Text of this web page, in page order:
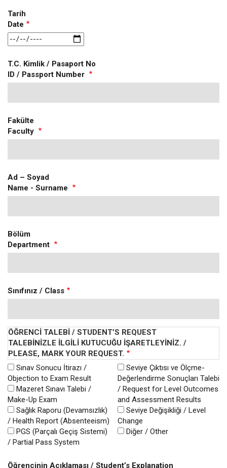
Tarih
Date
T.C. Kimlik / Pasaport No
ID / Passport Number
Fakülte
Faculty
Ad – Soyad
Name - Surname
Bölüm
Department
Sınıfınız / Class
ÖĞRENCI TALEBI / STUDENT’S REQUEST
TALEBINIZLE ILGILI KUTUCUĞU IŞARETLEYINIZ. /
PLEASE, MARK YOUR REQUEST.
Sınav Sonucu İtirazı /
Objection to Exam Result
Mazeret Sınavı Talebi /
Make-Up Exam
Sağlık Raporu (Devamsızlık)
/ Health Report (Absenteeism)
PGS (Parçalı Geçiş Sistemi)
/ Partial Pass System
Seviye Çıktısı ve Ölçme-
Değerlendirme Sonuçları Talebi
/ Request for Level Outcomes
and Assessment Results
Seviye Değişikliği / Level
Change
Diğer / Other
Öğrencinin Açıklaması / Student’s Explanation